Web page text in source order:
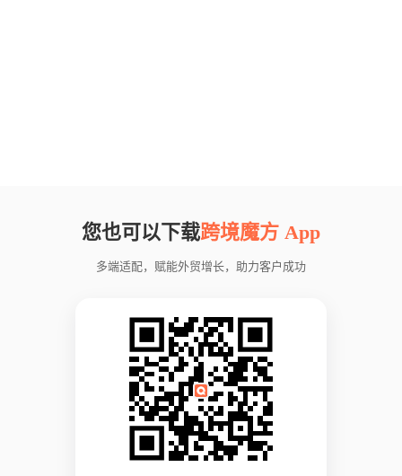
您也可以下载跨境魔方 App
多端适配，赋能外贸增长，助力客户成功